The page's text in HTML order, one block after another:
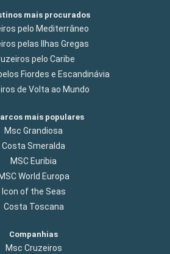
mais procurados
pelo Mediterrâneo
pelas Ilhas Gregas
pelo Caribe
Fiordes e Escandinávia
de Volta ao Mundo
mais populares
Msc Grandiosa
Costa Smeralda
MSC Euribia
MSC World Europa
Icon of the Seas
Costa Toscana
Companhias
Msc Cruzeiros